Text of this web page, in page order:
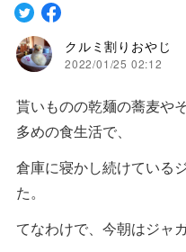
クルミ割りおやじ
2022/01/25 02:12
貰いものの乾麺の蕎麦や
多めの食生活で、
倉庫に寝かし続けている
た。
てなわけで、今朝はジャガ